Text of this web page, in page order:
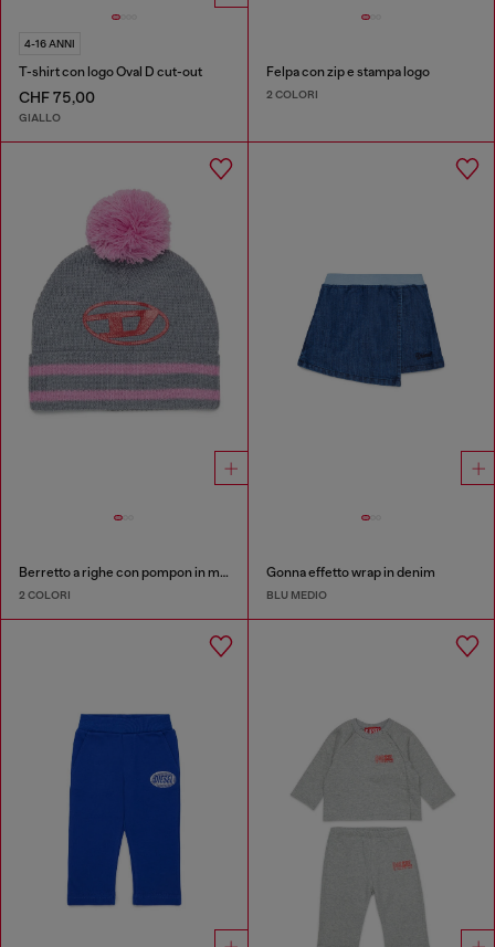
4-16 ANNI
T-shirt con logo Oval D cut-out
CHF 75,00
GIALLO
Felpa con zip e stampa logo
2 COLORI
Berretto a righe con pompon in misto lana
2 COLORI
Gonna effetto wrap in denim
BLU MEDIO